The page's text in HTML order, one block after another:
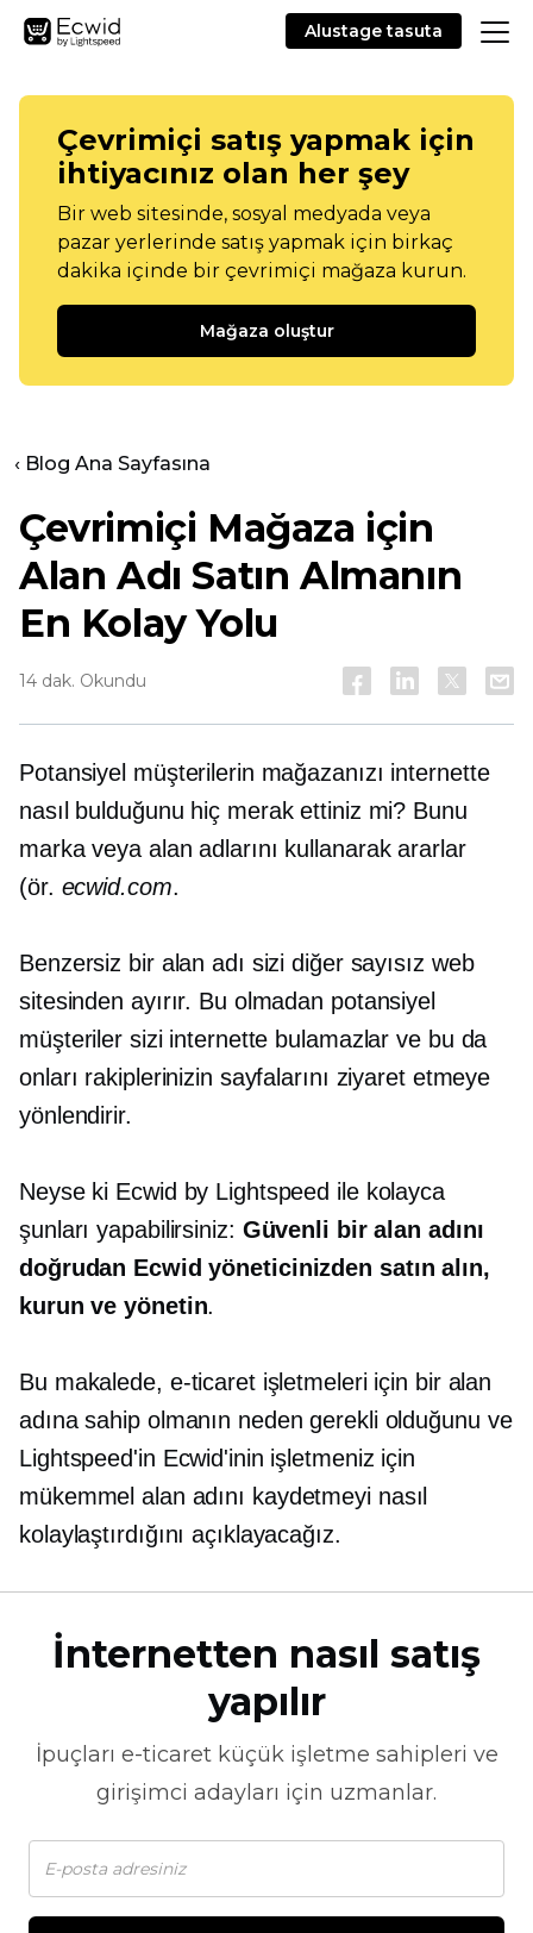
Alustage tasuta
Çevrimiçi satış yapmak için
ihtiyacınız olan her şey
Bir web sitesinde, sosyal medyada veya
pazar yerlerinde satış yapmak için birkaç
dakika içinde bir çevrimiçi mağaza kurun.
Mağaza oluştur
‹ Blog Ana Sayfasına
Çevrimiçi Mağaza için
Alan Adı Satın Almanın
En Kolay Yolu
14 dak. Okundu
Potansiyel müşterilerin mağazanızı internette
nasıl bulduğunu hiç merak ettiniz mi? Bunu
marka veya alan adlarını kullanarak ararlar
(ör. ecwid.com.
Benzersiz bir alan adı sizi diğer sayısız web
sitesinden ayırır. Bu olmadan potansiyel
müşteriler sizi internette bulamazlar ve bu da
onları rakiplerinizin sayfalarını ziyaret etmeye
yönlendirir.
Neyse ki Ecwid by Lightspeed ile kolayca
şunları yapabilirsiniz: Güvenli bir alan adını
doğrudan Ecwid yöneticinizden satın alın,
kurun ve yönetin.
Bu makalede, e-ticaret işletmeleri için bir alan
adına sahip olmanın neden gerekli olduğunu ve
Lightspeed'in Ecwid'inin işletmeniz için
mükemmel alan adını kaydetmeyi nasıl
kolaylaştırdığını açıklayacağız.
İnternetten nasıl satış
yapılır
İpuçları e-ticaretküçük işletme sahipleri ve
girişimci adayları için uzmanlar.